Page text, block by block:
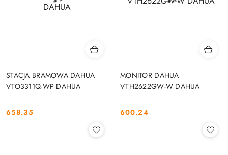
STACJA BRAMOWA DAHUA
VTO3311Q-WP DAHUA
Cena:
658.35
MONITOR DAHUA
VTH2622GW-W DAHUA
Cena:
600.24